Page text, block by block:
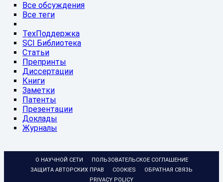
Все обсуждения
Все теги
ТехПоддержка
SCI Библиотека
Статьи
Препринты
Диссертации
Книги
Заметки
Патенты
Презентации
Доклады
Журналы
О НАУЧНОЙ СЕТИ
ПОЛЬЗОВАТЕЛЬСКОЕ СОГЛАШЕНИЕ
ЗАЩИТА АВТОРСКИХ ПРАВ
COOKIES
ОБРАТНАЯ СВЯЗЬ
PRIVACY POLICY